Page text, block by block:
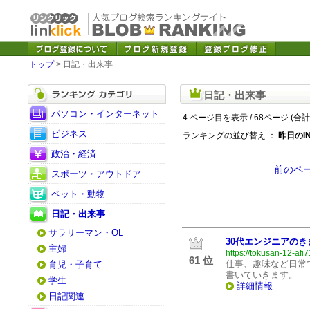
トップ> 日記・出来事
パソコン・インターネット
ビジネス
政治・経済
スポーツ・アウトドア
ペット・動物
日記・出来事
サラリーマン・OL
主婦
育児・子育て
学生
日記関連
日記・出来事
4 ページ目を表示 / 68ページ (合
ランキングの並び替え ： 昨日の
前のペ
61 位
30代エンジニアのき
https://tokusan-12-
仕事、趣味など日常
書いていきます。
詳細情報